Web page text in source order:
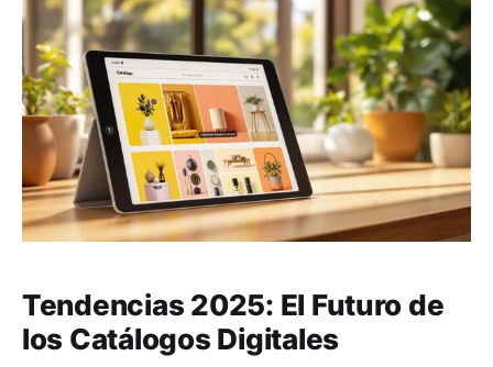
Tendencias 2025: El Futuro de
los Catálogos Digitales